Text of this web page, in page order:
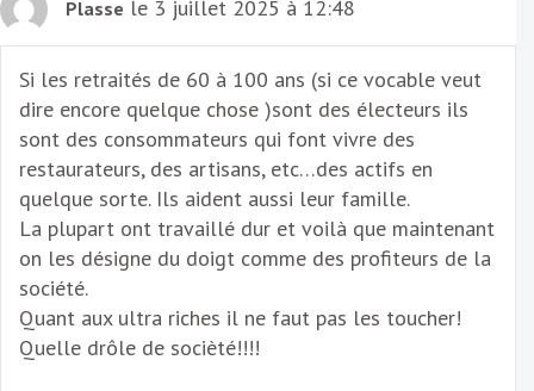
Plasse le 3 juillet 2025 à 12:48
Si les retraités de 60 à 100 ans (si ce vocable veut
dire encore quelque chose )sont des électeurs ils
sont des consommateurs qui font vivre des
restaurateurs, des artisans, etc…des actifs en
quelque sorte. Ils aident aussi leur famille.
La plupart ont travaillé dur et voilà que maintenant
on les désigne du doigt comme des profiteurs de la
société.
Quant aux ultra riches il ne faut pas les toucher!
Quelle drôle de socièté!!!!